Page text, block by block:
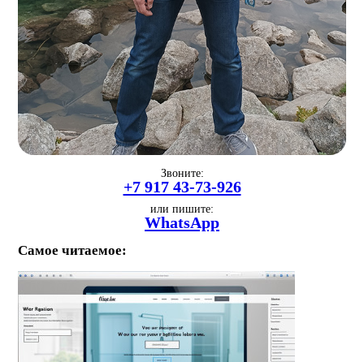
Звоните:
+7 917 43-73-926
или пишите:
WhatsApp
Самое читаемое: